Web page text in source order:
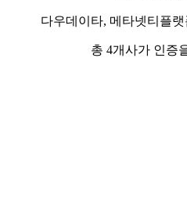
다우데이타, 메타넷티플
총 4개사가 인증